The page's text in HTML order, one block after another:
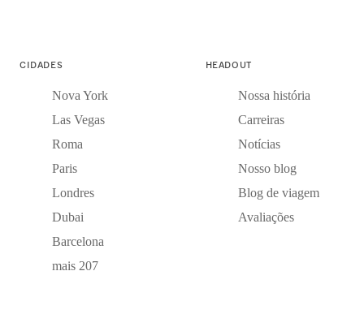
CIDADES
Nova York
Las Vegas
Roma
Paris
Londres
Dubai
Barcelona
mais 207
HEADOUT
Nossa história
Carreiras
Notícias
Nosso blog
Blog de viagem
Avaliações